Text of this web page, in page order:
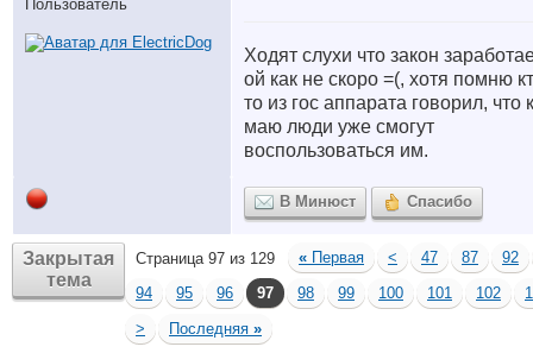
Пользователь
Ходят слухи что закон
ой как не скоро =(, хотя помню
то из гос аппарата говорил, что к
маю люди уже смогут
воспользоваться им.
В Минюст Спасибо
Закрытая
тема
Страница 97 из 129 « Первая < 47 87
92
94
95 96 97 98 99 100 101 102
>
Последняя »